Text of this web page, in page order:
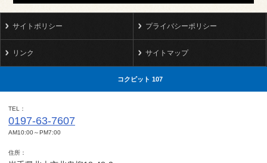
サイトポリシー プライバシーポリシー
リンク サイトマップ
コクピット 107
TEL
0197-63-7607
AM10:00～PM7:00
住所